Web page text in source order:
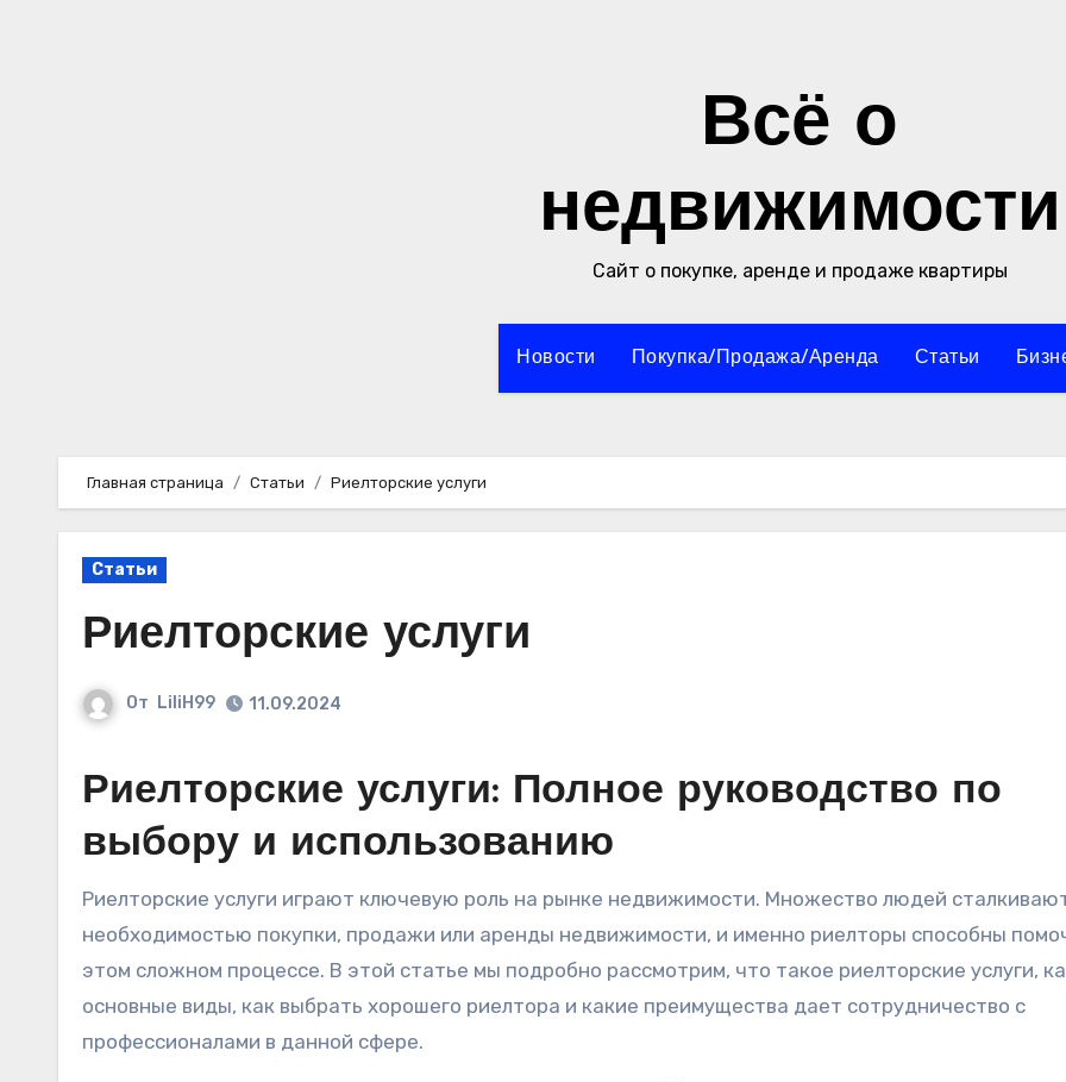
Всё о
недвижимости
Сайт о покупке, аренде и продаже квартиры
Новости Покупка/Продажа/Аренда Статьи
Главная страница Статьи Риелторские услуги
Статьи
Риелторские услуги
От LiliH99 11.09.2024
Риелторские услуги: Полное руководство по
выбору и использованию
Риелторские услуги играют ключевую роль на рынке недвижимости. Множество людей сталкиваются с
необходимостью покупки, продажи или аренды недвижимости, и именно риелторы способны
этом сложном процессе. В этой статье мы подробно рассмотрим, что такое риелторские услуги,
основные виды, как выбрать хорошего риелтора и какие преимущества дает сотрудничество с
профессионалами в данной сфере.